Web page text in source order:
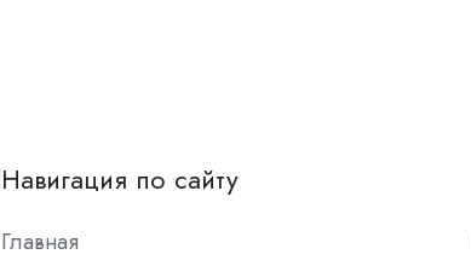
Навигация по сайту
Главная